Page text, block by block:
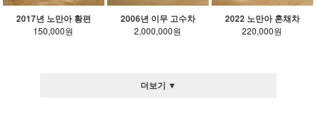
2017년 노만아 황편
150,000원
2006년 이무 고수차
2,000,000원
2022 노만아 혼채차
220,000원
더보기 ▼